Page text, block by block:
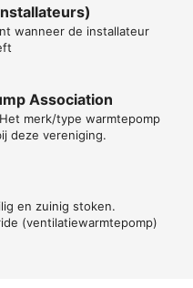
wanneer de installateur
Association
merk/type warmtepomp
deze vereniging.
en zuinig stoken.
(ventilatiewarmtepomp)